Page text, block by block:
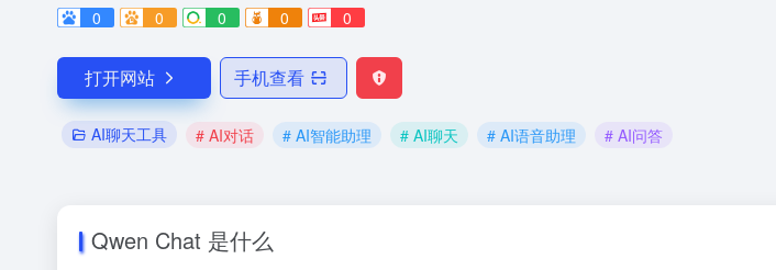
0
0 0 0 0
打开网站 手机查看
AI聊天工具 # AI对话 # AI智能助理 # AI聊天 # AI语音助理 # AI问答
Qwen Chat 是什么